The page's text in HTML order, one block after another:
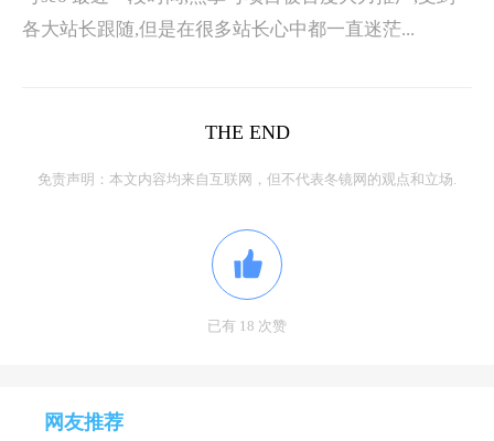
各大站长跟随,但是在很多站长心中都一直迷茫...
THE END
免责声明：本文内容均来自互联网，但不代表冬镜网的观点和立场.
已有 18 次赞
网友推荐